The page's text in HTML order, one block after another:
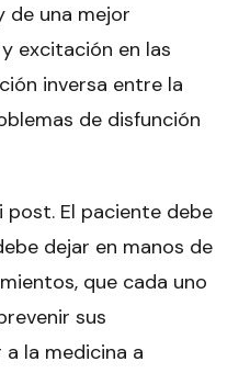
de una mejor
excitación en las
inversa entre la
de disfunción
post. El paciente debe
dejar en manos de
que cada uno
sus
la medicina a